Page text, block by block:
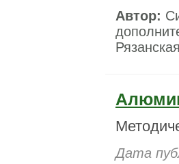
Автор:
Дата